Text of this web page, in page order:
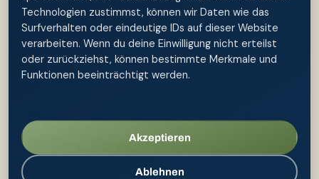
Technologien zustimmst, können wir Daten wie das
Surfverhalten oder eindeutige IDs auf dieser Website
verarbeiten. Wenn du deine Einwilligung nicht erteilst
oder zurückziehst, können bestimmte Merkmale und
Funktionen beeinträchtigt werden.
Akzeptieren
Ablehnen
Po-Dusche bei Pilzinfektionen
Trekking & Backpacking
Po-Dusche im Wohnmobil
mybidet Aqua Mobile
Praxisreview: Festival
& Po-Dusche